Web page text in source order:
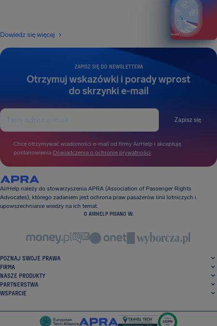
ZAPISZ SIĘ DO NEWSLETTERA
Otrzymuj wskazówki i porady wprost
do skrzynki e-mail
Zapisz się
Chcę otrzymywać wiadomości e-mail od firmy AirHelp i akceptuję
postanowienia Oświadczenia o ochronie prywatności.
Dowiedz się więcej
AirHelp należy do stowarzyszenia APRA (Association of Passenger Rights
Advocates), którego zadaniem jest ochrona praw pasażerów linii lotniczych i
upowszechnianie wiedzy na ich temat.
O AIRHELP PISANO W:
POZNAJ SWOJE PRAWA
FIRMA
NASZE PRODUKTY
PARTNERSTWA
WSPARCIE